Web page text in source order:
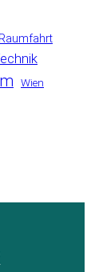
Raumfahrt
Wien